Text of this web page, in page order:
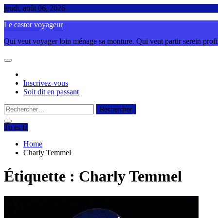
Skip
content
jeudi, août 06, 2026
Le castor voyageur
Qui veut voyager loin ménage sa monture. Qui veut partir serein
Inscrivez-vous
Soit dit en passant
Rechercher :
Tu es là
Home
Charly Temmel
Étiquette : Charly Temmel